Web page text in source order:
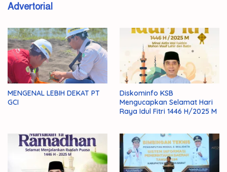
Advertorial
MENGENAL LEBIH DEKAT PT
GCI
Diskominfo KSB
Mengucapkan Selamat Hari
Raya Idul Fitri 1446 H/2025 M